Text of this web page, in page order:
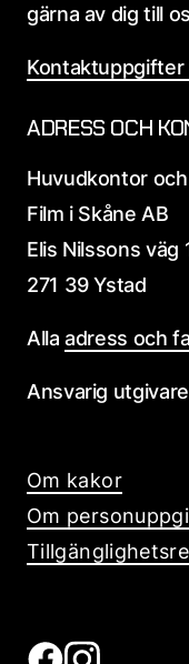
gärna av dig till
Kontaktuppgifter
ADRESS OCH
Huvudkontor
Film i Skåne AB
Elis Nilssons väg
271 39 Ystad
Allaadress och
Ansvarig
Om kakor
Om